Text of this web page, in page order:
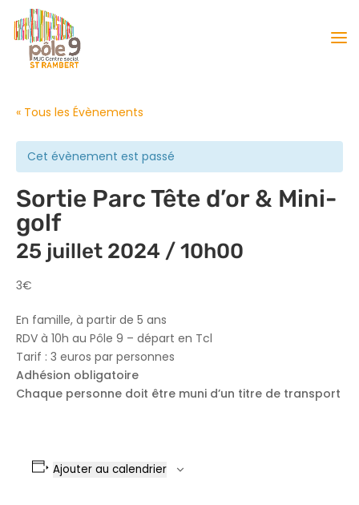
« Tous les Évènements
Cet évènement est passé
Sortie Parc Tête d’or & Mini-
golf
25 juillet 2024 / 10h00
3€
En famille, à partir de 5 ans
RDV à 10h au Pôle 9 – départ en Tcl
Tarif : 3 euros par personnes
Adhésion obligatoire
Chaque personne doit être muni d’un titre de transport
Ajouter au calendrier